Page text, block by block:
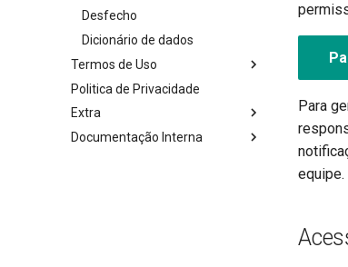
Desfecho
Dicionário de dados
Termos de Uso
Colaborador
Institucional
Politica de Privacidade
Extra
Permissões no aparelho
Documentação Interna
Para
equipe.